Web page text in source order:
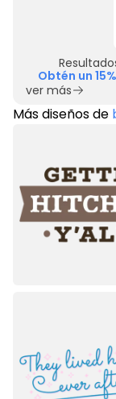
Obtén un
ver más
Más diseños de